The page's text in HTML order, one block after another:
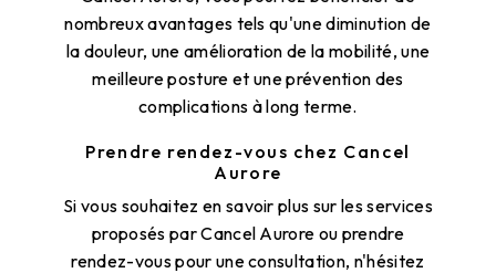
nombreux avantages tels qu'une diminution de
la douleur, une amélioration de la mobilité, une
meilleure posture et une prévention des
complications à long terme.
Prendre rendez-vous chez Cancel
Aurore
Si vous souhaitez en savoir plus sur les services
proposés par Cancel Aurore ou prendre
rendez-vous pour une consultation, n'hésitez